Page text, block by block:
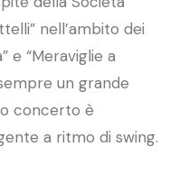
nell’ambito dei
e “Meraviglie a
un grande
concerto è
a ritmo di swing.